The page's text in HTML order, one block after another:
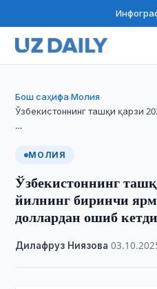
Бош саҳифа›Молия›
Ўзбекистоннинг ташқи қарзи
…
МОЛИЯ
Ўзбекистоннинг
йилнинг биринчи
доллардан ошиб
Дилафруз Ниязова ·